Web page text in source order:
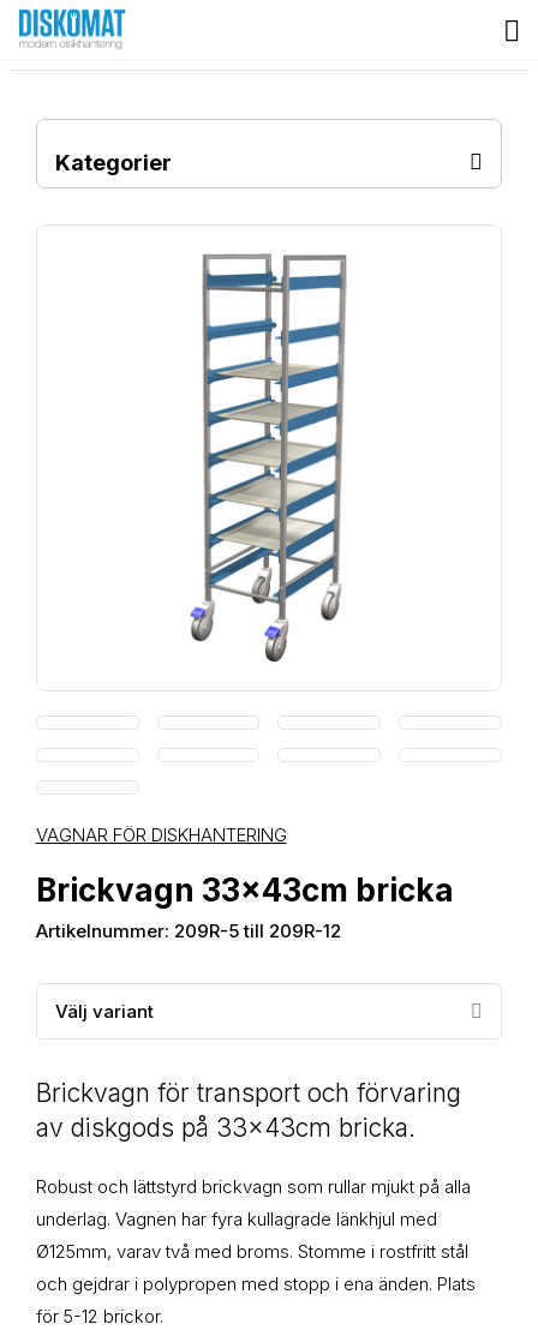
Kategorier
VAGNAR FÖR DISKHANTERING
Brickvagn 33x43cm bricka
Artikelnummer: 209R-5 till 209R-12
Välj variant
Brickvagn för transport och förvaring
av diskgods på 33x43cm bricka.
Robust och lättstyrd brickvagn som rullar mjukt på alla
underlag. Vagnen har fyra kullagrade länkhjul med
Ø125mm, varav två med broms. Stomme i rostfritt stål
och gejdrar i polypropen med stopp i ena änden. Plats
för 5-12 brickor.